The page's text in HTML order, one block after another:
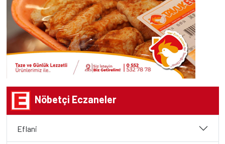
Nöbetçi Eczaneler
Eflani